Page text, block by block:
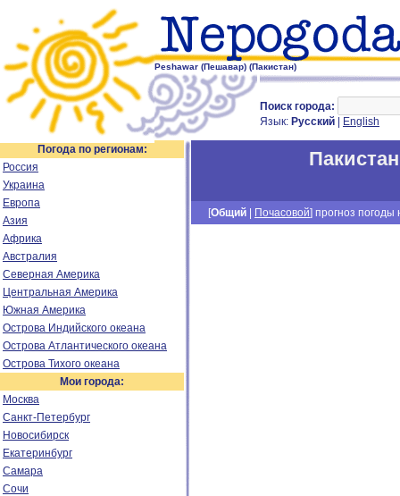
Peshawar (Пешавар) (Пакистан)
Поиск города:
Язык: Русский English
Погода по регионам:
Россия
Украина
Европа
Азия
Африка
Австралия
Северная Америка
Центральная Америка
Южная Америка
Острова Индийского океана
Острова Атлантического океана
Острова Тихого океана
Мои города:
Москва
Санкт-Петербург
Новосибирск
Екатеринбург
Самара
Сочи
Пакистан
[Общий Почасовой] прогноз погоды